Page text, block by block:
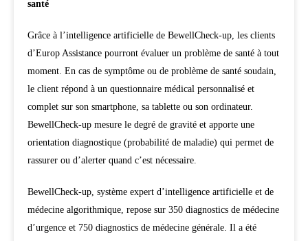
santé
Grâce à l’intelligence artificielle de BewellCheck-up, les clients
d’Europ Assistance pourront évaluer un problème de santé à tout
moment. En cas de symptôme ou de problème de santé soudain,
le client répond à un questionnaire médical personnalisé et
complet sur son smartphone, sa tablette ou son ordinateur.
BewellCheck-up mesure le degré de gravité et apporte une
orientation diagnostique (probabilité de maladie) qui permet de
rassurer ou d’alerter quand c’est nécessaire.
BewellCheck-up, système expert d’intelligence artificielle et de
médecine algorithmique, repose sur 350 diagnostics de médecine
d’urgence et 750 diagnostics de médecine générale. Il a été